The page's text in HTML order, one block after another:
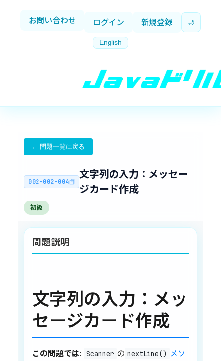
お問い合わせ ログイン 新規登録 🌙
English
← 問題一覧に戻る
002-002-004
文字列の入力：メッセー
ジカード作成
初級
問題説明
文字列の入力：メッ
セージカード作成
この問題では: Scanner の nextLine()
メソ